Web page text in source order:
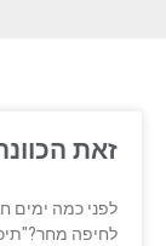
זאת
לפני כמה ימים
לחיפה